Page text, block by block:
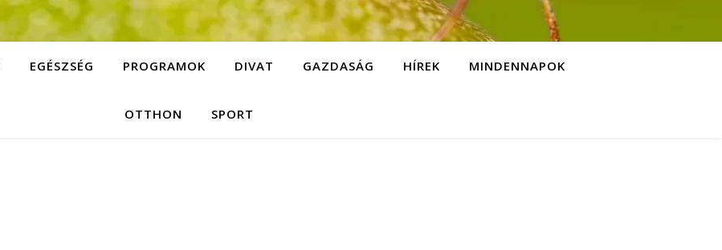
EGÉSZSÉG PROGRAMOK DIVAT GAZDASÁG HÍREK MINDENNAPOK
OTTHON SPORT